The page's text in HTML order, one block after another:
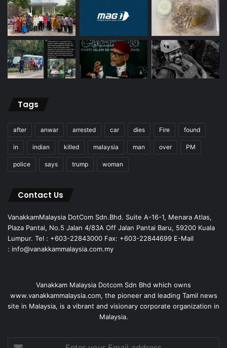
Tags
after anwar arrested car dies Fire found
in indian killed malaysia man over PM
police says trump woman
Contact Us
VanakkamMalaysia DotCom Sdn.Bhd. Suite A-16-1, Menara Atlas,
Plaza Pantai, No.5 Jalan 4/83A Off Jalan Pantai Baru, 59200 Kuala
Lumpur. Tel : +603-22843000 Fax: +603-22844699 E-Mail
: info@vanakkammalaysia.com.my
Vanakkam Malaysia Dotcom Sdn Bhd which owns
www.vanakkammalaysia.com, the pioneer and leading Tamil news
site in Malaysia, is a vibrant and visionary corporate organization in
Malaysia.